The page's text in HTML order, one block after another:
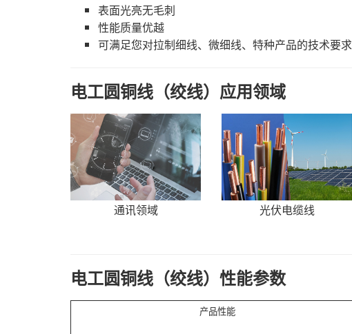
表面光亮无毛刺
性能质量优越
可满足您对拉制细线、微细线、特种产品的技术要求
电工圆铜线（绞线）应用领域
通讯领域 光伏电缆线
电工圆铜线（绞线）性能参数
产品性能